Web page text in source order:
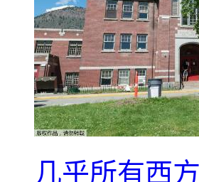
几乎所有西